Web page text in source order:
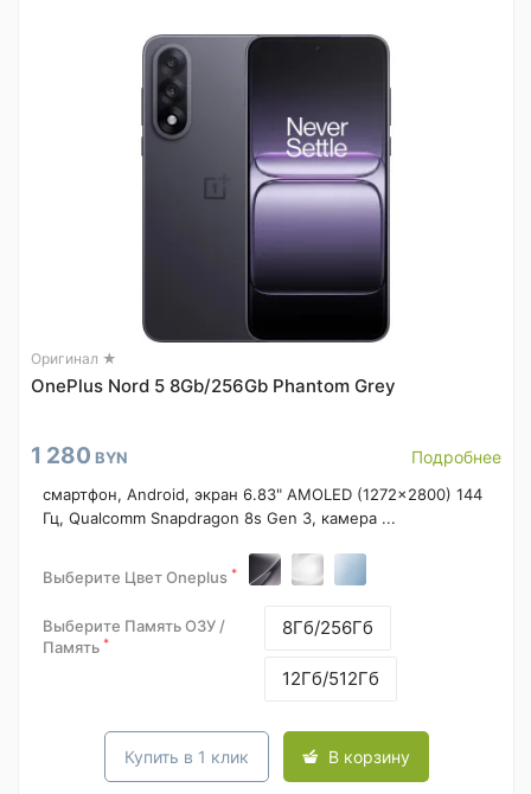
Оригинал ★
OnePlus Nord 5 8Gb/256Gb Phantom Grey
1 280 BYN Подробнее
смартфон, Android, экран 6.83" AMOLED (1272x2800) 144
Гц, Qualcomm Snapdragon 8s Gen 3, камера ...
Выберите Цвет Oneplus *
Выберите Память ОЗУ /
Память *
8Гб/256Гб
12Гб/512Гб
Купить в 1 клик В корзину